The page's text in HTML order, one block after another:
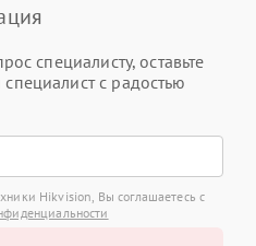
специалисту, оставьте
с радостью
Hikvision, Вы соглашаетесь с